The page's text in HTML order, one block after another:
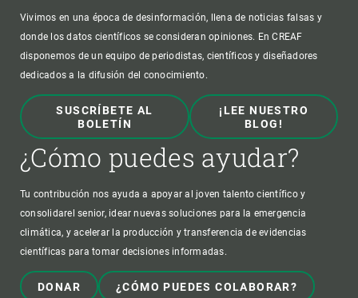
Vivimos en una época de desinformación, llena de noticias falsas y
donde los datos científicos se consideran opiniones. En CREAF
disponemos de un equipo de periodistas, científicos y diseñadores
dedicados a la difusión del conocimiento.
SUSCRÍBETE AL
BOLETÍN
¡LEE NUESTRO
BLOG!
¿Cómo puedes ayudar?
Tu contribución nos ayuda a apoyar al joven talento científico y
consolidarel senior, idear nuevas soluciones para la emergencia
climática, y acelerar la producción y transferencia de evidencias
científicas para tomar decisiones informadas.
DONAR ¿CÓMO PUEDES COLABORAR?